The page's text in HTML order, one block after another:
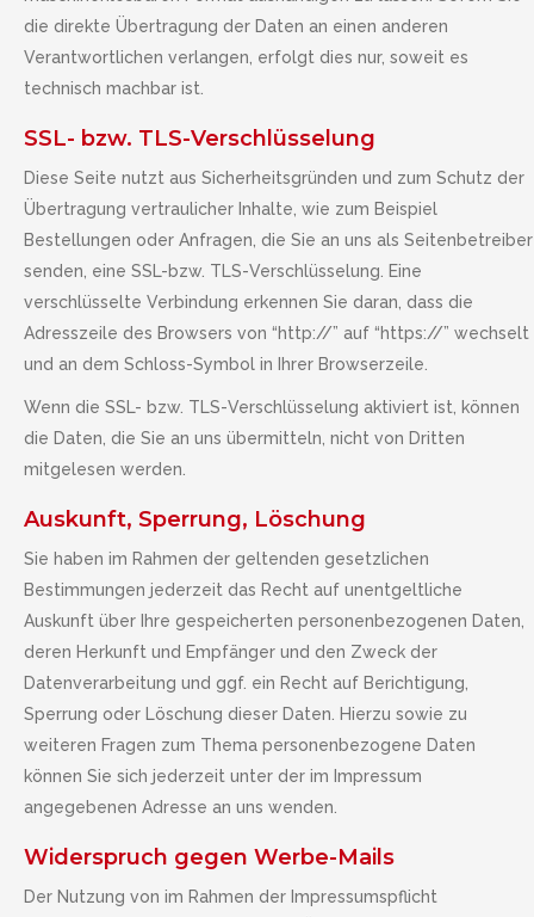
die direkte Übertragung der Daten an einen anderen
Verantwortlichen verlangen, erfolgt dies nur, soweit es
technisch machbar ist.
SSL- bzw. TLS-Verschlüsselung
Diese Seite nutzt aus Sicherheitsgründen und zum Schutz der
Übertragung vertraulicher Inhalte, wie zum Beispiel
Bestellungen oder Anfragen, die Sie an uns als Seitenbetreiber
senden, eine SSL-bzw. TLS-Verschlüsselung. Eine
verschlüsselte Verbindung erkennen Sie daran, dass die
Adresszeile des Browsers von “http://” auf “https://” wechselt
und an dem Schloss-Symbol in Ihrer Browserzeile.
Wenn die SSL- bzw. TLS-Verschlüsselung aktiviert ist, können
die Daten, die Sie an uns übermitteln, nicht von Dritten
mitgelesen werden.
Auskunft, Sperrung, Löschung
Sie haben im Rahmen der geltenden gesetzlichen
Bestimmungen jederzeit das Recht auf unentgeltliche
Auskunft über Ihre gespeicherten personenbezogenen Daten,
deren Herkunft und Empfänger und den Zweck der
Datenverarbeitung und ggf. ein Recht auf Berichtigung,
Sperrung oder Löschung dieser Daten. Hierzu sowie zu
weiteren Fragen zum Thema personenbezogene Daten
können Sie sich jederzeit unter der im Impressum
angegebenen Adresse an uns wenden.
Widerspruch gegen Werbe-Mails
Der Nutzung von im Rahmen der Impressumspflicht